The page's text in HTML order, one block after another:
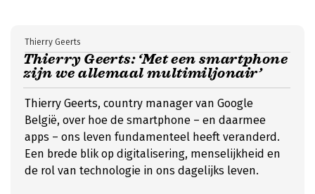
Thierry Geerts: ‘Met een smartphone
zijn we allemaal multimiljonair’
Thierry Geerts
Thierry Geerts, country manager van Google
België, over hoe de smartphone – en daarmee
apps – ons leven fundamenteel heeft veranderd.
Een brede blik op digitalisering, menselijkheid en
de rol van technologie in ons dagelijks leven.